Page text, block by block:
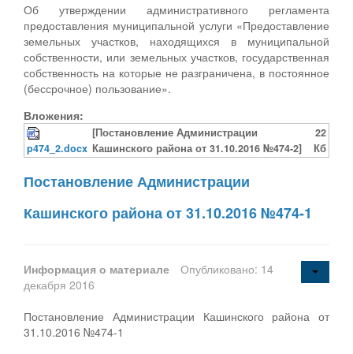
Об утверждении административного регламента
предоставления муниципальной услуги «Предоставление
земельных участков, находящихся в муниципальной
собственности, или земельных участков, государственная
собственность на которые не разграничена, в постоянное
(бессрочное) пользование».
Вложения:
p474_2.docx
[Постановление Администрации
Кашинского района от 31.10.2016 №474-2]
22
Кб
Постановление Администрации
Кашинского района от 31.10.2016 №474-1
Информация о материале
Опубликовано: 14
декабря 2016
Постановление Администрации Кашинского района от
31.10.2016 №474-1